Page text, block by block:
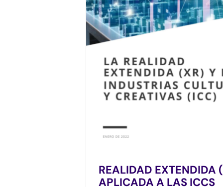
REALIDAD EXTENDIDA
APLICADA A LAS ICCS